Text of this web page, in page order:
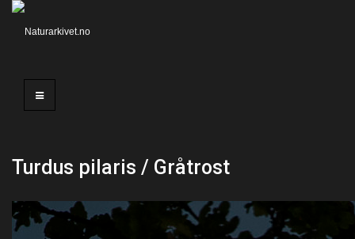
Turdus pilaris / Gråtrost